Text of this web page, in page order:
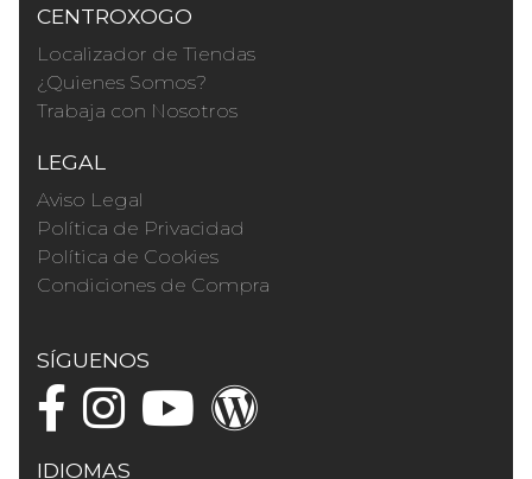
CENTROXOGO
Localizador de Tiendas
¿Quienes Somos?
Trabaja con Nosotros
LEGAL
Aviso Legal
Política de Privacidad
Política de Cookies
Condiciones de Compra
SÍGUENOS
IDIOMAS